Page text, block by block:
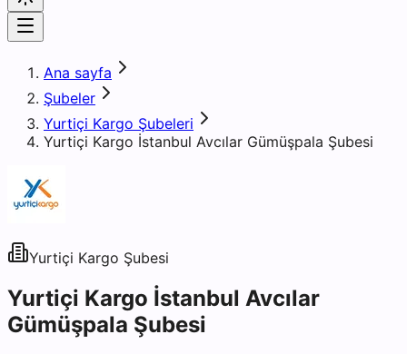
Ana sayfa
Şubeler
Yurtiçi Kargo Şubeleri
Yurtiçi Kargo İstanbul Avcılar Gümüşpala Şubesi
Yurtiçi Kargo Şubesi
Yurtiçi Kargo İstanbul Avcılar
Gümüşpala Şubesi